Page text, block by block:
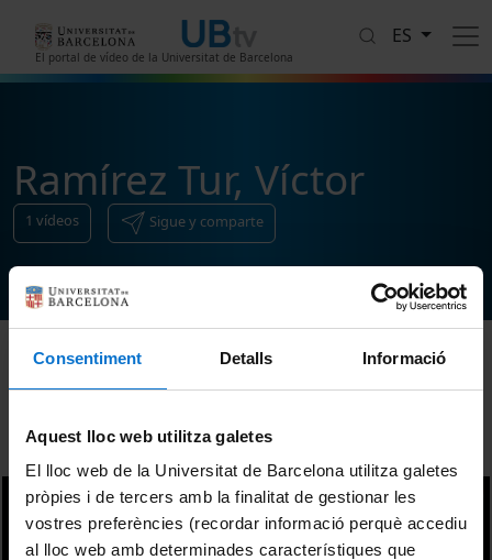
Consentiment Detalls Informació
Aquest lloc web utilitza galetes
El lloc web de la Universitat de Barcelona utilitza galetes
pròpies i de tercers amb la finalitat de gestionar les
vostres preferències (recordar informació perquè accediu
al lloc web amb determinades característiques que
El portal de vídeo de la Universitat de Barcelona
ES
Ramírez Tur, Víctor
1 vídeos Sigue y comparte
Ordenar